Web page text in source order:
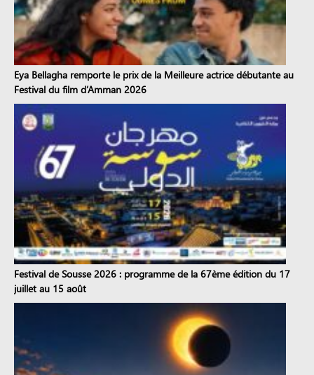
Eya Bellagha remporte le prix de la Meilleure actrice débutante au
Festival du film d’Amman 2026
Festival de Sousse 2026 : programme de la 67ème édition du 17
juillet au 15 août